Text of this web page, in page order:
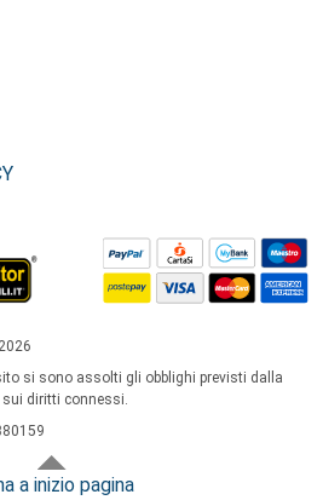
si sono assolti gli obblighi previsti dalla
diritti connessi.
a inizio pagina